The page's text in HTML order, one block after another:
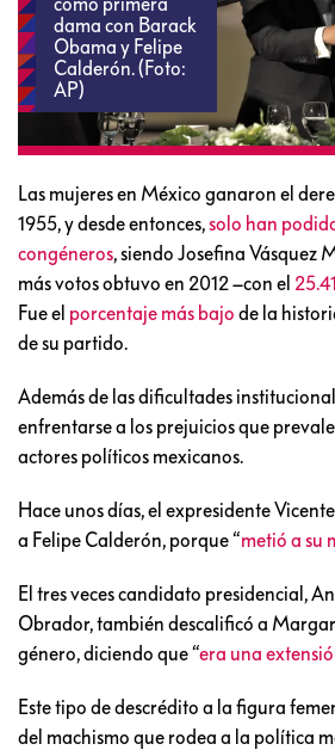
dama con Barack
Obama y Felipe
Calderón. (Foto:
AP)
Las mujeres en México ganaron el
1955, y desde entonces,solo han
congéneros, siendo Josefina Vásquez
más votos obtuvo en 2012 –con el
Fue el porcentaje más bajo de la
de su partido.
Además de las dificultades
enfrentarse a los prejuicios que
actores políticos mexicanos.
Hace unos días, el expresidente
a Felipe Calderón, porque “metió a su
El tres veces candidato presidencial,
Obrador, también descalificó a
género, diciendo que “era una
Este tipo de descrédito a la figura
del machismo que rodea a la política